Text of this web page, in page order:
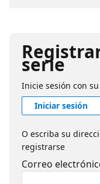
de utilizar
capa de
de analítica
orientada a
pensados
analítica.
serie
Inicie sesión con
Iniciar sesión
O escriba su
registrarse
Correo